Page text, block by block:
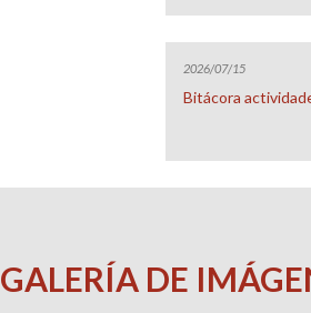
2026/07/15
Bitácora
GALERÍA DE